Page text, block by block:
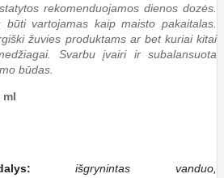
rekomenduojamos dienos dozės.
vartojamas kaip maisto pakaitalas.
žuvies produktams ar bet kuriai kitai
Svarbu įvairi ir subalansuota
būdas.
ml
išgrynintas vanduo,